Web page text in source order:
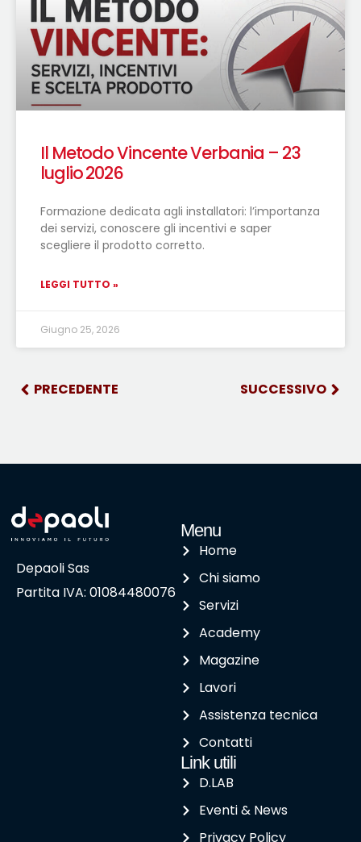
Il Metodo Vincente Verbania – 23
luglio 2026
Formazione dedicata agli installatori: l’importanza
dei servizi, conoscere gli incentivi e saper
scegliere il prodotto corretto.
LEGGI TUTTO »
Giugno 25, 2026
PRECEDENTE SUCCESSIVO
Depaoli Sas
Partita IVA: 01084480076
Menu
Home
Chi siamo
Servizi
Academy
Magazine
Lavori
Assistenza tecnica
Contatti
Link utili
D.LAB
Eventi & News
Privacy Policy